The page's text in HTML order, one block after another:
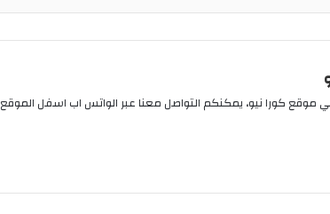
موقع كورا نيو، يمكنكم التواصل معنا عبر الواتس اب اسفل الموقع